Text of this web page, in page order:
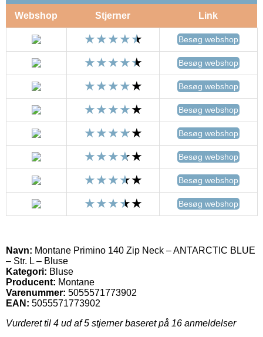
Webshop Stjerner Link
Besøg webshop
Besøg webshop
Besøg webshop
Besøg webshop
Besøg webshop
Besøg webshop
Besøg webshop
Besøg webshop
Navn: Montane Primino 140 Zip Neck – ANTARCTIC BLUE
– Str. L – Bluse
Kategori: Bluse
Producent: Montane
Varenummer: 5055571773902
EAN: 5055571773902
Vurderet til 4 ud af 5 stjerner baseret på 16 anmeldelser